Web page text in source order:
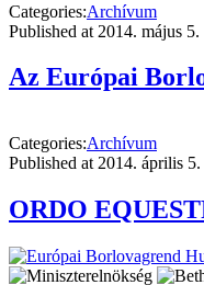
Categories:Archívum
Published at 2014. május 5.
Az Európai
Categories:Archívum
Published at 2014. április 5.
ORDO